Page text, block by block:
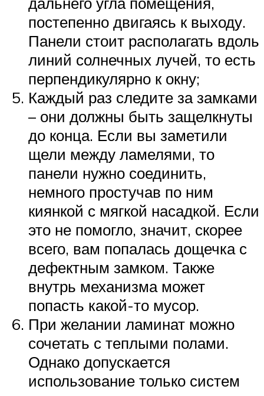
постепенно двигаясь к выходу.
Панели стоит располагать вдоль
линий солнечных лучей, то есть
перпендикулярно к окну;
Каждый раз следите за замками
– они должны быть защелкнуты
до конца. Если вы заметили
щели между ламелями, то
панели нужно соединить,
немного простучав по ним
киянкой с мягкой насадкой. Если
это не помогло, значит, скорее
всего, вам попалась дощечка с
дефектным замком. Также
внутрь механизма может
попасть какой-то мусор.
При желании ламинат можно
сочетать с теплыми полами.
Однако допускается
использование только систем